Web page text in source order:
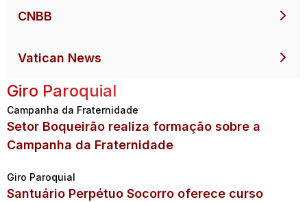
CNBB
Vatican News
Giro Paroquial
Campanha da Fraternidade
Setor Boqueirão realiza formação sobre a
Campanha da Fraternidade
Giro Paroquial
Santuário Perpétuo Socorro oferece curso